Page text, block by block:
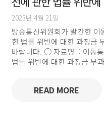
2023년 4월 21일
방송통신위원회가 발간한
한 법률 위반에 대한 과징금
바랍니다. ○ 자료명 : 이동
법률 위반에 대한 과징금 부
READ MORE